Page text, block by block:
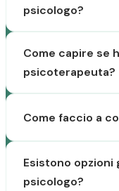
psicologo?
Come capire se
psicoterapeuta?
Come faccio a
Esistono
psicologo?